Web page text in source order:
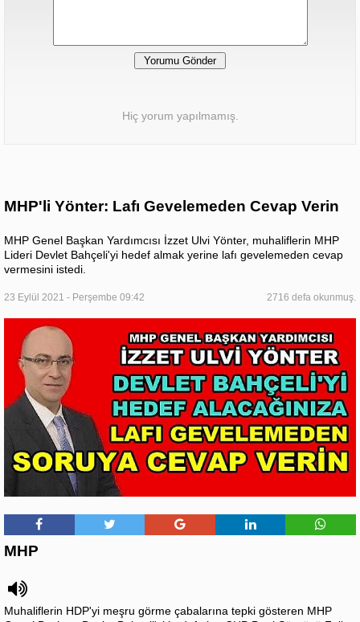
Hiç yorum yapılmamış.
MHP'li Yönter: Lafı Gevelemeden Cevap Verin
MHP Genel Başkan Yardımcısı İzzet Ulvi Yönter, muhaliflerin MHP
Lideri Devlet Bahçeli'yi hedef almak yerine lafı gevelemeden cevap
vermesini istedi.
23 Eylül 2021 - Perşembe 09:42 2716 defa okunmuş.
MHP
Muhaliflerin HDP'yi meşru görme çabalarına tepki gösteren MHP